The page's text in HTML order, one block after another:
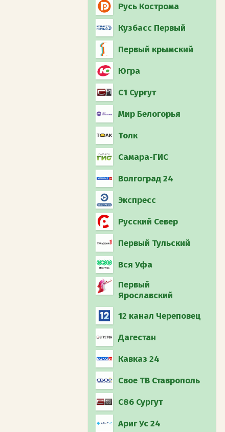
Русь Кострома
Кузбасс Первый
Первый крымский
Югра
С1 Сургут
Мир Белогорья
Толк
Самара-ГИС
Волгоград 24
Экспресс
Русский Север
Первый Тульский
Вся Уфа
Первый
Ярославский
12 канал Череповец
Дагестан
Кавказ 24
Свое ТВ Ставрополь
С86 Сургут
Ариг Ус 24